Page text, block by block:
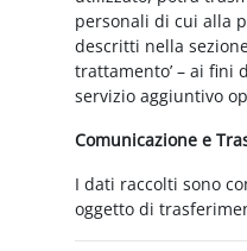
personali di cui alla
descritti nella
trattamento’ – ai fini
servizio aggiuntivo
Comunicazione e
I dati raccolti sono
oggetto di